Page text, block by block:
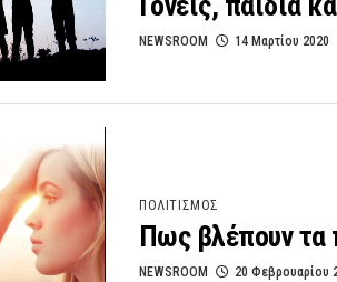
NEWSROOM 14 Μαρτίου 2020
ΠΟΛΙΤΙΣΜΟΣ
Πως βλέπουν τα
NEWSROOM 20 Φεβρουαρίου